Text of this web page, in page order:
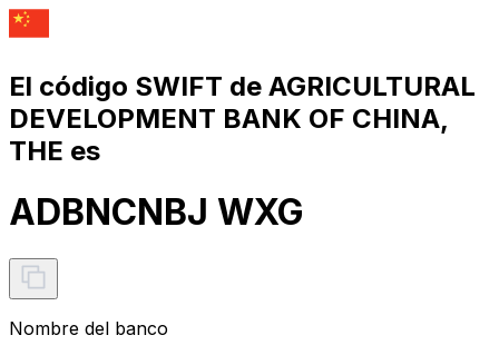
El código SWIFT de AGRICULTURAL
DEVELOPMENT BANK OF CHINA,
THE es
ADBNCNBJ WXG
Nombre del banco